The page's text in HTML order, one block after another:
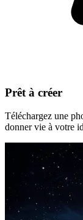
Prêt à créer
Téléchargez une
donner vie à votre